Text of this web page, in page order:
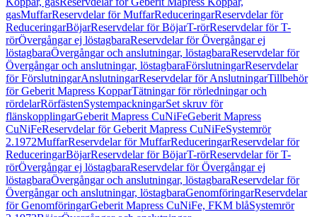
gasMuffarReservdelar för MuffarReduceringarReservdelar för
ReduceringarBöjarReservdelar för BöjarT-rörReservdelar för T-
rörÖvergångar ej löstagbaraReservdelar för Övergångar ej
löstagbaraÖvergångar och anslutningar, löstagbaraReservdelar för
Övergångar och anslutningar, löstagbaraFörslutningarReservdelar
för FörslutningarAnslutningarReservdelar för AnslutningarTillbehör
för Geberit Mapress KopparTätningar för rörledningar och
rördelarRörfästenSystempackningarSet skruv för
flänskopplingarGeberit Mapress CuNiFeGeberit Mapress
CuNiFeReservdelar för Geberit Mapress CuNiFeSystemrör
2.1972MuffarReservdelar för MuffarReduceringarReservdelar för
ReduceringarBöjarReservdelar för BöjarT-rörReservdelar för T-
rörÖvergångar ej löstagbaraReservdelar för Övergångar ej
löstagbaraÖvergångar och anslutningar, löstagbaraReservdelar för
Övergångar och anslutningar, löstagbaraGenomföringarReservdelar
för GenomföringarGeberit Mapress CuNiFe, FKM blåSystemrör